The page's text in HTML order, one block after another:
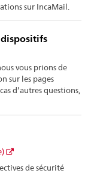
sur IncaMail.
vous prions de
sur les pages
d’autres questions,
de sécurité